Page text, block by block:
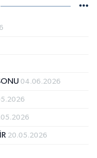
04.06.2026
20.05.2026